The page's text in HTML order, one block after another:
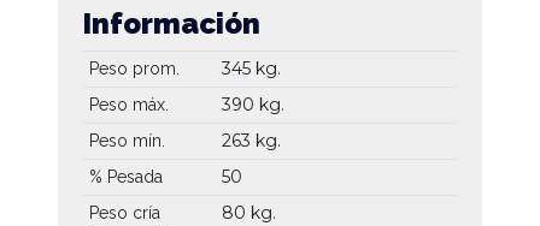
Información
Peso prom. 345 kg.
Peso máx. 390 kg.
Peso mín. 263 kg.
% Pesada 50
Peso cría
80 kg.